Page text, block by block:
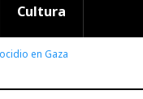
Cultura
en Gaza